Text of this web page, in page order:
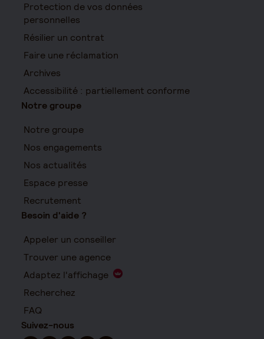
Protection de vos données
personnelles
Résilier un contrat
Faire une réclamation
Archives
Accessibilité : partiellement conforme
Notre groupe
Notre groupe
Nos engagements
Nos actualités
Espace presse
Recrutement
Besoin d'aide ?
Appeler un conseiller
Trouver une agence
Adaptez l'affichage
Recherchez
FAQ
Suivez-nous